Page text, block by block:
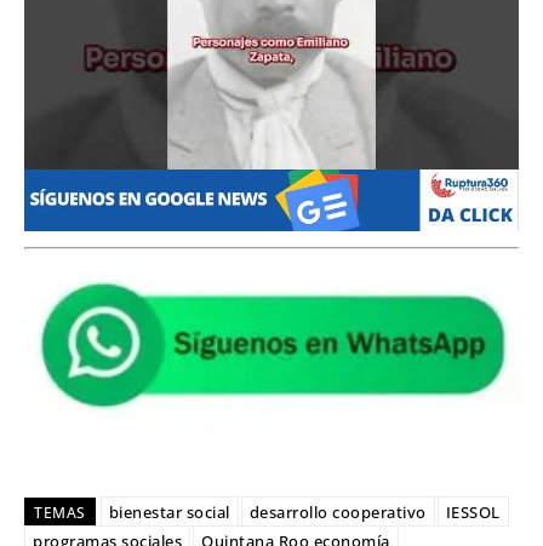
TEMAS bienestar social desarrollo cooperativo
IESSOL
programas sociales
Quintana Roo economía